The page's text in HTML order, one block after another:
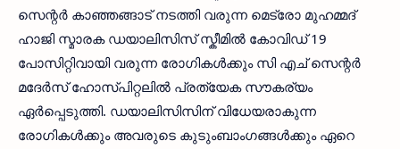
സെന്റർ കാഞ്ഞങ്ങാട് നടത്തി വരുന്ന മെട്രോ മുഹമ്മദ്
ഹാജി സ്മാരക ഡയാലിസിസ് സ്കീമിൽ കോവിഡ് 19
പോസിറ്റിവായി വരുന്ന രോഗികൾക്കും സി എച് സെന്റർ
മദേർസ് ഹോസ്പിറ്റലിൽ പ്രത്യേക സൗകര്യം
ഏർപ്പെടുത്തി. ഡയാലിസിസിന് വിധേയരാകുന്ന
രോഗികൾക്കും അവരുടെ കുടുംബാംഗങ്ങൾക്കും ഏറെ